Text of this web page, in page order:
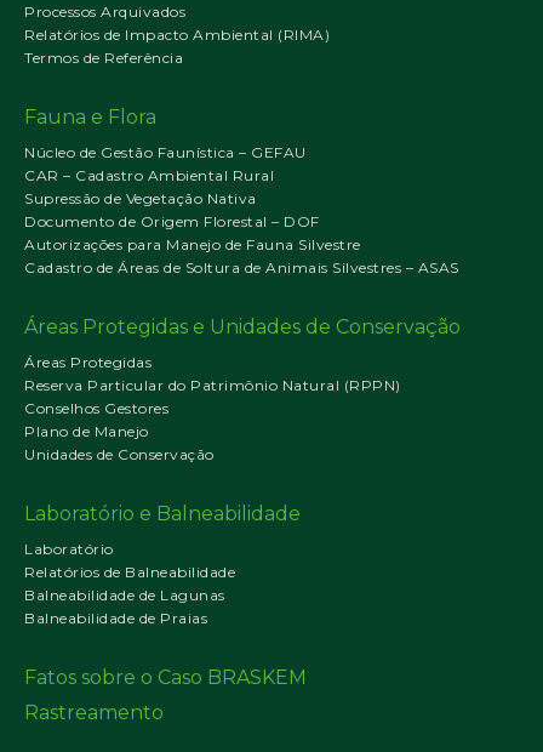
Processos Arquivados
Relatórios de Impacto Ambiental (RIMA)
Termos de Referência
Fauna e Flora
Núcleo de Gestão Faunística – GEFAU
CAR – Cadastro Ambiental Rural
Supressão de Vegetação Nativa
Documento de Origem Florestal – DOF
Autorizações para Manejo de Fauna Silvestre
Cadastro de Áreas de Soltura de Animais Silvestres – ASAS
Áreas Protegidas e Unidades de Conservação
Áreas Protegidas
Reserva Particular do Patrimônio Natural (RPPN)
Conselhos Gestores
Plano de Manejo
Unidades de Conservação
Laboratório e Balneabilidade
Laboratório
Relatórios de Balneabilidade
Balneabilidade de Lagunas
Balneabilidade de Praias
Fatos sobre o Caso BRASKEM
Rastreamento